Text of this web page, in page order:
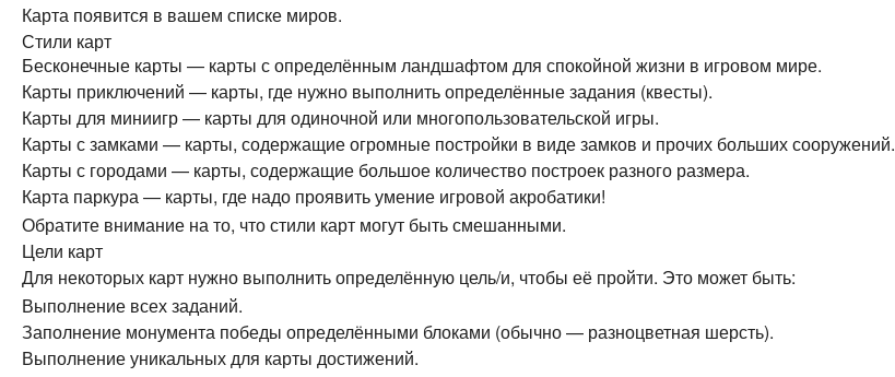
Карта появится в вашем списке миров.
Стили карт
Бесконечные карты — карты с определённым ландшафтом для спокойной жизни в игровом мире.
Карты приключений — карты, где нужно выполнить определённые задания (квесты).
Карты для миниигр — карты для одиночной или многопользовательской игры.
Карты с замками — карты, содержащие огромные постройки в виде замков и прочих больших сооружений.
Карты с городами — карты, содержащие большое количество построек разного размера.
Карта паркура — карты, где надо проявить умение игровой акробатики!
Обратите внимание на то, что стили карт могут быть смешанными.
Цели карт
Для некоторых карт нужно выполнить определённую цель/и, чтобы её пройти. Это может быть:
Выполнение всех заданий.
Заполнение монумента победы определёнными блоками (обычно — разноцветная шерсть).
Выполнение уникальных для карты достижений.